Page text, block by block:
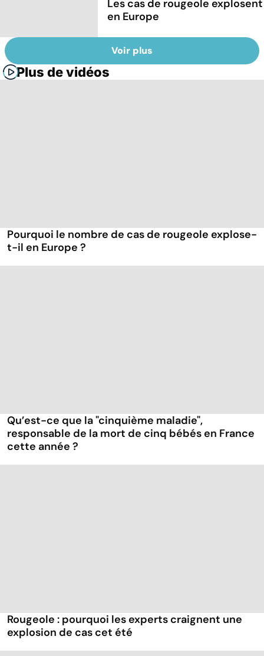
Les cas de rougeole explosent
en Europe
Voir plus
Plus de vidéos
Pourquoi le nombre de cas de rougeole explose-
t-il en Europe ?
Qu’est-ce que la "cinquième maladie",
responsable de la mort de cinq bébés en France
cette année ?
Rougeole : pourquoi les experts craignent une
explosion de cas cet été